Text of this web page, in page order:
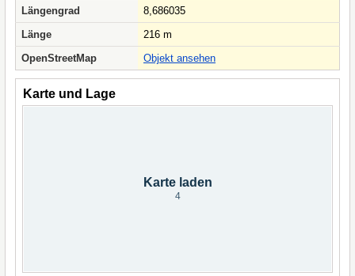
Längengrad
8,686035
Länge
216 m
OpenStreetMap
Objekt ansehen
Karte und Lage
Karte laden
4